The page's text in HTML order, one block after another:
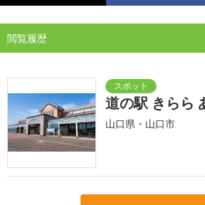
閲覧履歴
道の駅 きらら
山口県・山口市